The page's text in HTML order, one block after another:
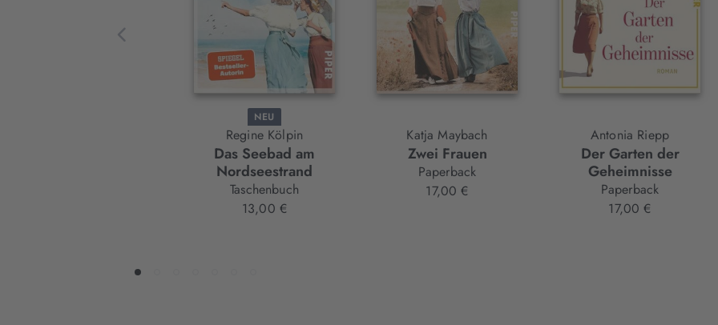
NEU
Regine Kölpin
Das Seebad am
Nordseestrand
Taschenbuch
13,00 €
Katja Maybach
Zwei Frauen
Paperback
17,00 €
Antonia Riepp
Der Garten der
Geheimnisse
Paperback
17,00 €